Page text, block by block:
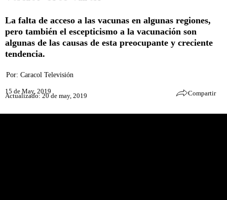
La falta de acceso a las vacunas en algunas regiones,
pero también el escepticismo a la vacunación son
algunas de las causas de esta preocupante y creciente
tendencia.
Por: Caracol Televisión
15 de May, 2019
Actualizado: 20 de may, 2019 Compartir